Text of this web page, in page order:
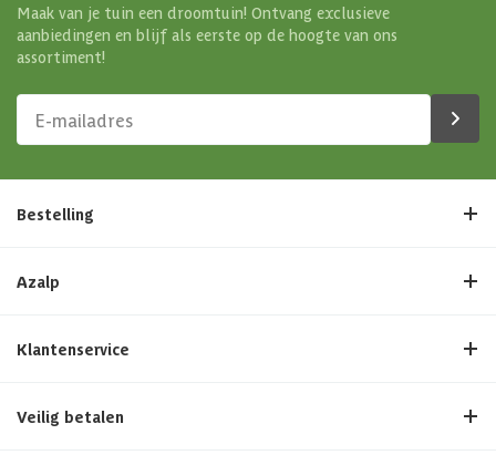
Maak van je tuin een droomtuin! Ontvang exclusieve
aanbiedingen en blijf als eerste op de hoogte van ons
assortiment!
Bestelling
Azalp
Klantenservice
Veilig betalen